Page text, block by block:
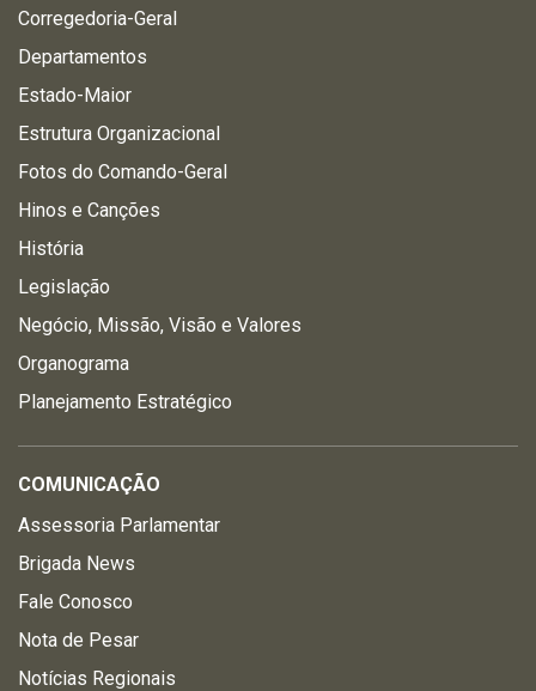
Corregedoria-Geral
Departamentos
Estado-Maior
Estrutura Organizacional
Fotos do Comando-Geral
Hinos e Canções
História
Legislação
Negócio, Missão, Visão e Valores
Organograma
Planejamento Estratégico
COMUNICAÇÃO
Assessoria Parlamentar
Brigada News
Fale Conosco
Nota de Pesar
Notícias Regionais